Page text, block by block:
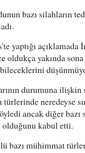
bazı silahların
yaptığı açıklamada
oldukça yakında
durumuna ilişkin
neredeyse
ancak diğer bazı
olduğunu kabul etti.
bazı mühimmat